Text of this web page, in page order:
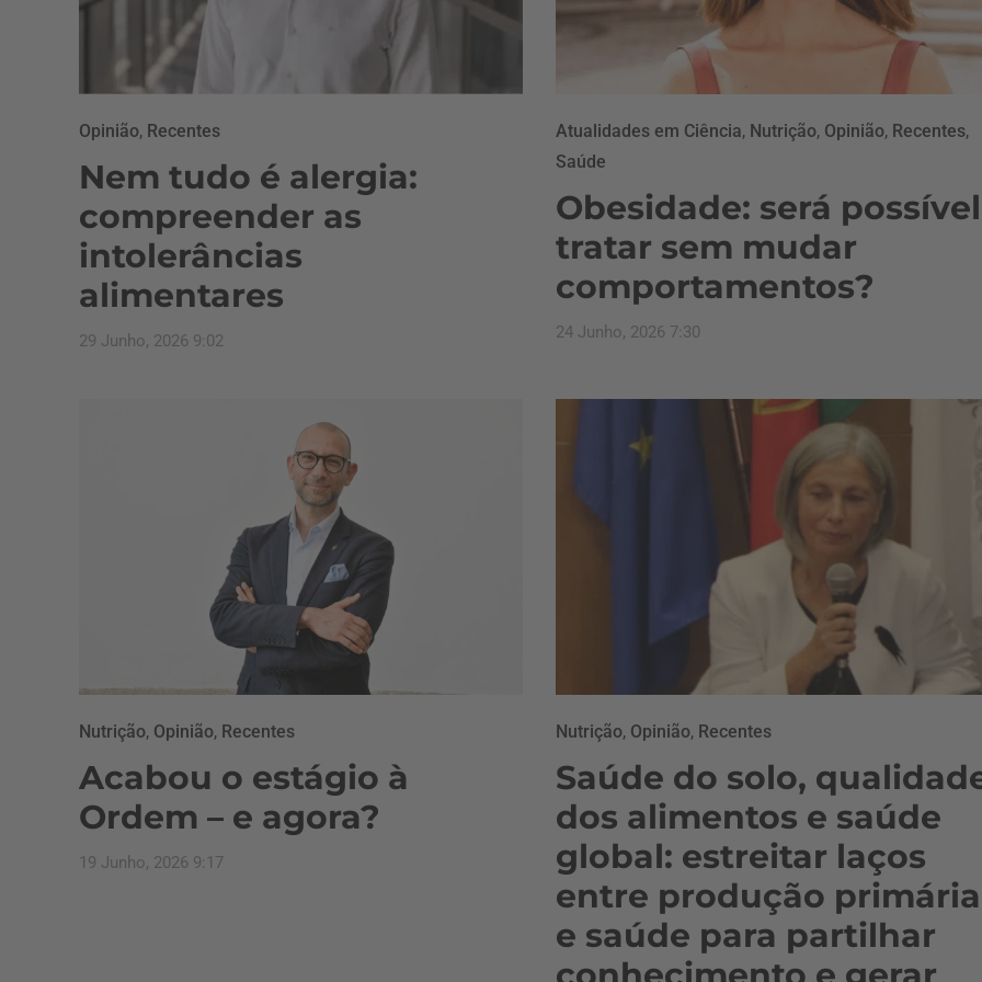
Opinião, Recentes
Nem tudo é alergia:
compreender as
intolerâncias
alimentares
29 Junho, 2026 9:02
Atualidades em Ciência, Nutrição, Opinião, Recentes,
Saúde
Obesidade: será possível
tratar sem mudar
comportamentos?
24 Junho, 2026 7:30
Nutrição, Opinião, Recentes
Acabou o estágio à
Ordem – e agora?
19 Junho, 2026 9:17
Nutrição, Opinião, Recentes
Saúde do solo,
dos alimentos e saúde
global: estreitar laços
entre produção primária
e saúde para partilhar